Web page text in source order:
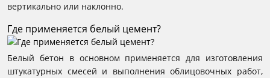
вертикально или наклонно.
Где применяется белый цемент?
Белый бетон в основном применяется для изготовления
штукатурных смесей и выполнения облицовочных работ,